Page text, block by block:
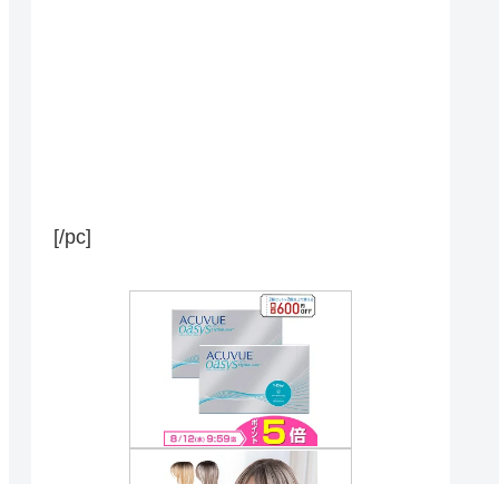
[/pc]